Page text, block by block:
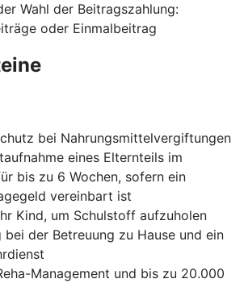
Wahl der Beitragszahlung:
oder Einmalbeitrag
bei Nahrungsmittelvergiftungen
eines Elternteils im
bis zu 6 Wochen, sofern ein
vereinbart ist
Kind, um Schulstoff aufzuholen
der Betreuung zu Hause und ein
Management und bis zu 20.000